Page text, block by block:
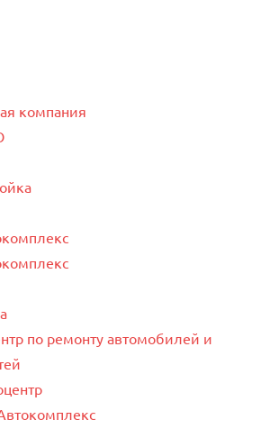
компания
по ремонту автомобилей и